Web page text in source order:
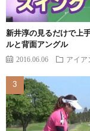
新井淳の見るだけで上
ルと背面アングル
2016.06.06 アイア